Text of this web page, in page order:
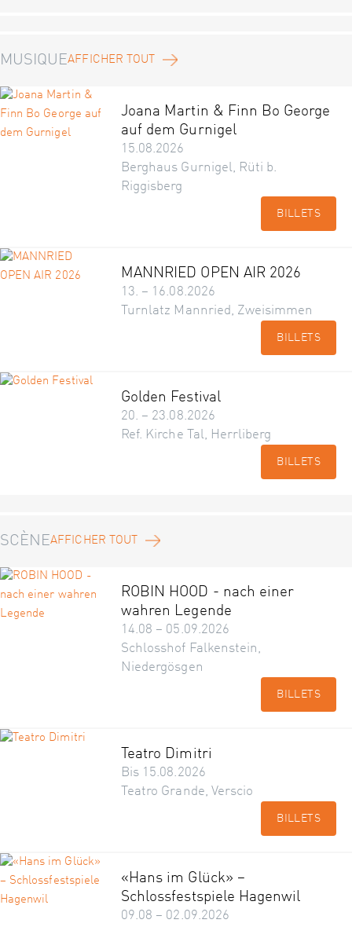
MUSIQUEAFFICHER TOUT
Joana Martin & Finn Bo George
auf dem Gurnigel
15.08.2026
Berghaus Gurnigel, Rüti b.
Riggisberg
BILLETS
MANNRIED OPEN AIR 2026
13. – 16.08.2026
Turnlatz Mannried, Zweisimmen
BILLETS
Golden Festival
20. – 23.08.2026
Ref. Kirche Tal, Herrliberg
BILLETS
SCÈNEAFFICHER TOUT
ROBIN HOOD - nach einer
wahren Legende
14.08 – 05.09.2026
Schlosshof Falkenstein,
Niedergösgen
BILLETS
Teatro Dimitri
Bis 15.08.2026
Teatro Grande, Verscio
BILLETS
«Hans im Glück» –
Schlossfestspiele Hagenwil
09.08 – 02.09.2026